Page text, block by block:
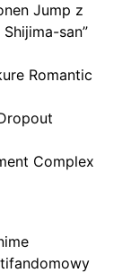
Jump z
san”
Romantic
Complex